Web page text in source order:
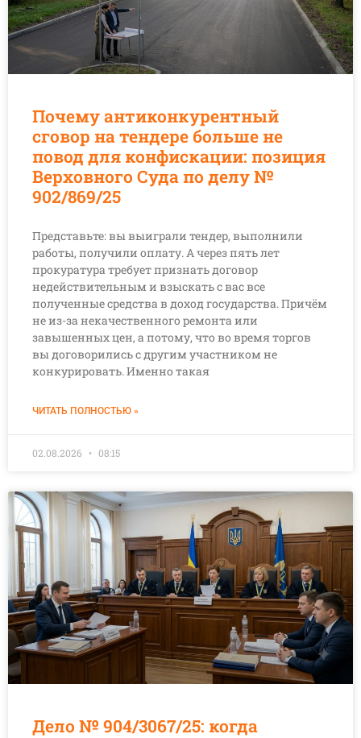
Почему антиконкурентный
сговор на тендере больше не
повод для конфискации: позиция
Верховного Суда по делу №
902/869/25
Представьте: вы выиграли тендер, выполнили
работы, получили оплату. А через пять лет
прокуратура требует признать договор
недействительным и взыскать с вас все
полученные средства в доход государства. Причём
не из-за некачественного ремонта или
завышенных цен, а потому, что во время торгов
вы договорились с другим участником не
конкурировать. Именно такая
ЧИТАТЬ ПОЛНОСТЬЮ »
02.08.2026 08:15
Дело № 904/3067/25: когда